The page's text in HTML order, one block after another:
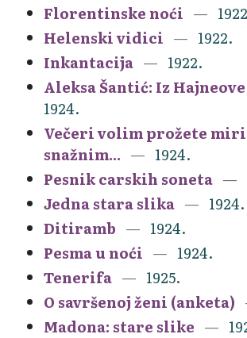
Florentinske noći
Helenski vidici
1922.
Inkantacija
1922.
Aleksa Šantić: Iz
1924.
Večeri volim prožete
snažnim...
1924.
Pesnik carskih soneta
Jedna stara slika
1924.
Ditiramb
1924.
Pesma u noći
1924.
Tenerifa
1925.
O savršenoj ženi (anketa)
Madona: stare slike